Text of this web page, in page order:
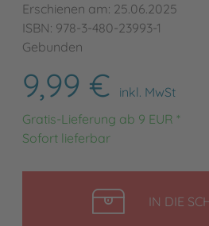
Erschienen am: 25.06.2025
ISBN: 978-3-480-23993-1
Gebunden
9,99 €
inkl. MwSt
Gratis-Lieferung ab 9 EUR *
Sofort lieferbar
IN DIE